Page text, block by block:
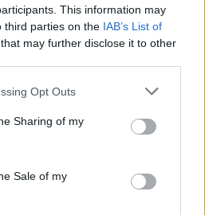
This information may
third parties on the IAB’s List of
that may further disclose it to other
app uses one or more Google
behaviour. You may click to
and its third-party tags to
purposes in below Google
Opt Outs
Sharing of my
Sale of my